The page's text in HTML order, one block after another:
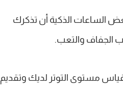
الساعات الذكية أن تذكرك
الجفاف والتعب.
مستوى التوتر لديك وتقديم